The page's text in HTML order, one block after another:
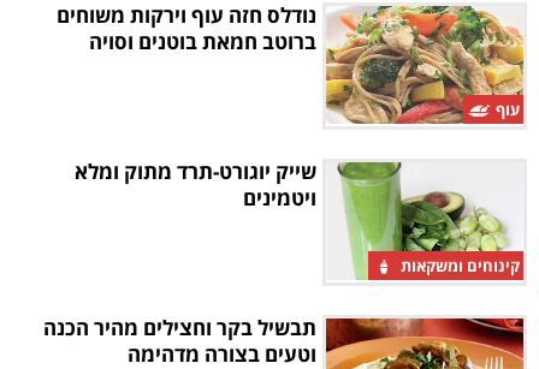
עוף
נודלס חזה עוף וירקות משוחים
ברוטב חמאת בוטנים וסויה
קינוחים ומשקאות
שייק יוגורט-תרד מתוק ומלא
ויטמינים
תבשיל בקר וחצילים מהיר הכנה
וטעים בצורה מדהימה